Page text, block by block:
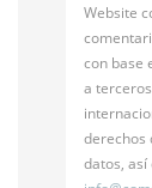
Website
con base
a
derechos
datos,